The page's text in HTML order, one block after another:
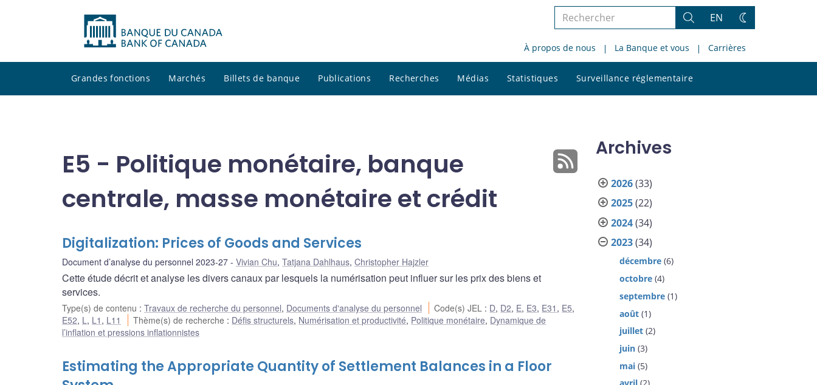
Rechercher
le
site
Rechercher
EN
Changez
thème
À propos de nous La Banque et vous Carrières
Grandes fonctions Marchés Billets de banque Publications Recherches Médias Statistiques Surveillance réglementaire
le
E5 - Politique monétaire, banque
centrale, masse monétaire et crédit
Digitalization: Prices of Goods and Services
Document d’analyse du personnel 2023-27 Vivian Chu, Tatjana Dahlhaus, Christopher Hajzler
Cette étude décrit et analyse les divers canaux par lesquels la numérisation peut influer sur les prix des biens et
services.
Type(s) de contenu : Travaux de recherche du personnel, Documents d'analyse du personnel Code(s) JEL : D, D2, E, E3, E31 , E5,
E52, L, L1 , L11 Thème(s) de recherche : Défis structurels, Numérisation et productivité, Politique monétaire, Dynamique de
l’inflation et pressions inflationnistes
Estimating the Appropriate Quantity of Settlement Balances in a Floor
Archives
2026(33)
2025(22)
2024(34)
2023(34)
décembre (6)
octobre (4)
septembre (1)
août (1)
juillet (2)
juin (3)
mai (5)